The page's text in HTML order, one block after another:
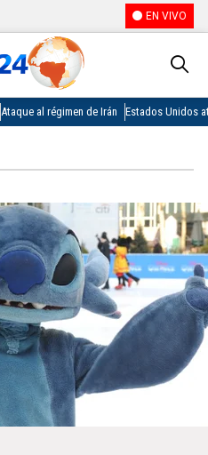
EN VIVO
Ataque al régimen de Irán Estados Unidos